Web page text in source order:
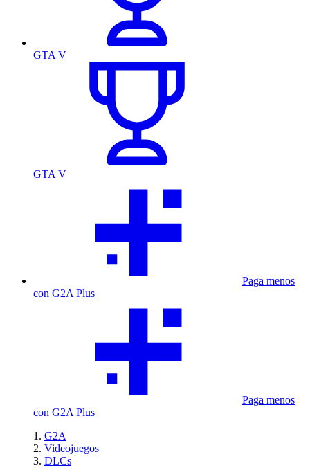
GTA V
GTA V
Paga menos
con G2A Plus
Paga menos
con G2A Plus
G2A
Videojuegos
DLCs